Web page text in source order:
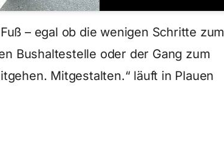
– egal ob die wenigen Schritte zum
Bushaltestelle oder der Gang zum
Mitgestalten.“ läuft in Plauen